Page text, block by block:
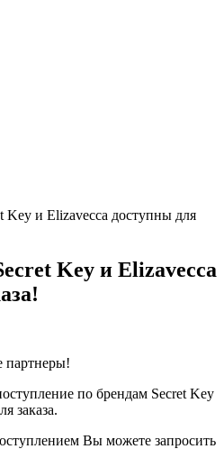
Key и Elizavecca доступны для
Key и Elizavecca
партнеры!
по брендам Secret Key
заказа.
Вы можете запросить